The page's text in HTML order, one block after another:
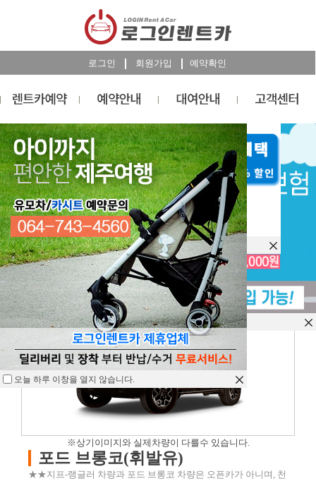
로그인 회원가입 예약확인
렌트카예약
RESERVATION
렌트카 예약하기
※상기이미지와 실제차량이 다를수 있습니다.
포드 브롱코(휘발유)
★★지프-랭글러 차량과 포드 브롱코 차량은 오픈카가 아니며, 천
오늘 하루 이창을 열지 않습니다.
오늘 하루 이창을 열지 않습니다.
오늘 하루 이창을 열지 않습니다.
오늘 하루 이창을 열지 않습니다.